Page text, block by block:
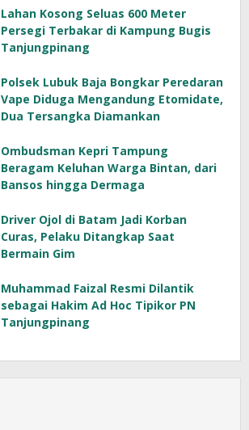
Lahan Kosong Seluas 600 Meter
Persegi Terbakar di Kampung Bugis
Tanjungpinang
Polsek Lubuk Baja Bongkar Peredaran
Vape Diduga Mengandung Etomidate,
Dua Tersangka Diamankan
Ombudsman Kepri Tampung
Beragam Keluhan Warga Bintan, dari
Bansos hingga Dermaga
Driver Ojol di Batam Jadi Korban
Curas, Pelaku Ditangkap Saat
Bermain Gim
Muhammad Faizal Resmi Dilantik
sebagai Hakim Ad Hoc Tipikor PN
Tanjungpinang